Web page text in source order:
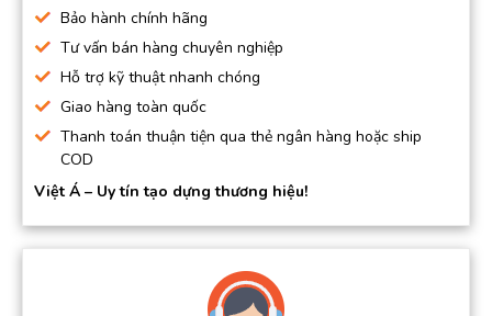
Bảo hành chính hãng
Tư vấn bán hàng chuyên nghiệp
Hỗ trợ kỹ thuật nhanh chóng
Giao hàng toàn quốc
Thanh toán thuận tiện qua thẻ ngân hàng hoặc ship
COD
Việt Á – Uy tín tạo dựng thương hiệu!